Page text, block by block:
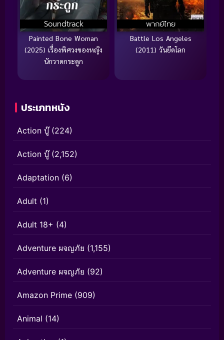
Soundtrack
Painted Bone Woman
(2025) เรื่องพิศวงของหญิง
นักวาดกระดูก
พากย์ไทย
Battle Los Angeles
(2011) วันยึดโลก
ประเภทหนัง
Action บู๊(224)
Action บู๊(2,152)
Adaptation (6)
Adult (1)
Adult 18+ (4)
Adventure ผจญภัย (1,155)
Adventure ผจญภัย (92)
Amazon Prime (909)
Animal (14)